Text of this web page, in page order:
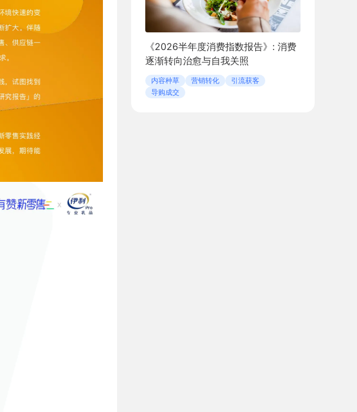
《2026半年度消费指数报告》: 消费
逐渐转向治愈与自我关照
内容种草 营销转化
引流获客
导购成交